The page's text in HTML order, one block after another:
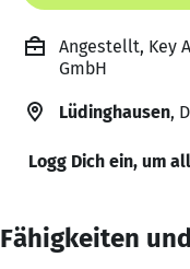
Angestellt, Key
GmbH
Lüdinghausen,
Logg Dich ein, um
Fähigkeiten